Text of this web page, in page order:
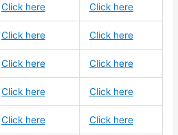
Click here Click here
Click here Click here
Click here Click here
Click here Click here
Click here Click here